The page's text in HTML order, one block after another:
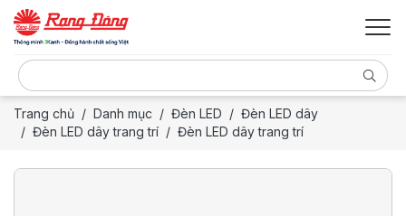
Trang chủ Danh mục Đèn LED
Đèn LED dây
Đèn LED dây trang trí
Đèn LED dây trang trí